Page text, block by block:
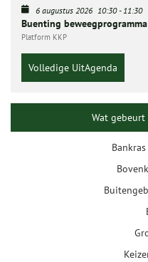
6 augustus 2026 10:30-11:30
Buenting
Platform KKP
Volledige UitAgenda
Wat